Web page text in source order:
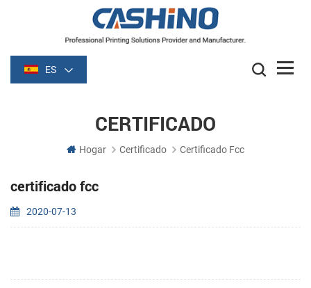
ES
CERTIFICADO
Hogar Certificado Certificado Fcc
certificado fcc
2020-07-13